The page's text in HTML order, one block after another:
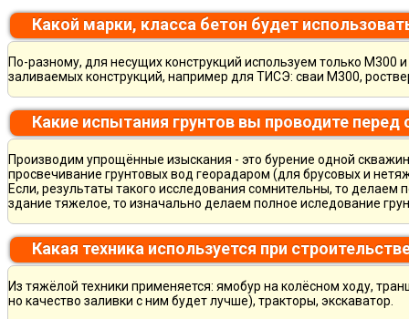
Какой марки, класса бетон будет
По-разному, для несущих конструкций используем только М300
заливаемых конструкций, например для ТИСЭ: сваи М300,
Какие испытания грунтов вы проводите перед
Производим упрощённые изыскания - это бурение одной
просвечивание грунтовых вод георадаром (для брусовых и
Если, результаты такого исследования сомнительны, то делаем
здание тяжелое, то изначально делаем полное иследование
Какая техника используется при
Из тяжёлой техники применяется: ямобур на колёсном ходу,
но качество заливки с ним будет лучше), тракторы, экскаватор.